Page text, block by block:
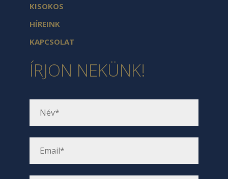
KISOKOS
HÍREINK
KAPCSOLAT
ÍRJON NEKÜNK!